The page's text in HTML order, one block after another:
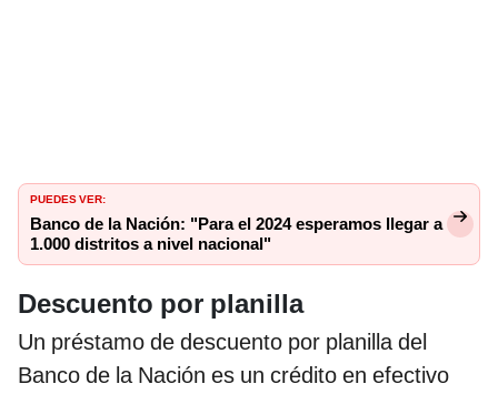
PUEDES VER:
Banco de la Nación: "Para el 2024 esperamos llegar a
1.000 distritos a nivel nacional"
Descuento por planilla
Un préstamo de descuento por planilla del
Banco de la Nación es un crédito en efectivo